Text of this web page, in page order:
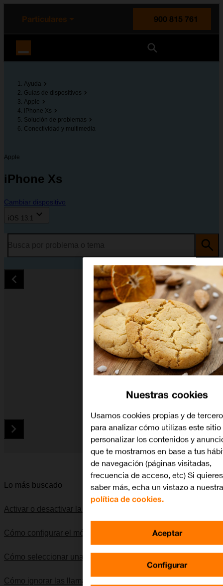
principal
la página
Particulares
900 815 761
Ayuda
Guías de dispositivos
Apple
iPhone Xs
Solución de problemas
Conectividad y multimedia
Apple
iPhone Xs
Cambiar dispositivo
iOS 13.1
Diapositiva 1 de 5. Apple iPhone Xs - Black - imagen 1
Lo más buscado
Activar o desactivar la itinerancia de datos
Cómo configurar el móvil para internet
Cómo seleccionar una red
Cómo ignorar las llamadas de números desconocidos
Nuestras cookies
Usamos cookies propias y de
para analizar cómo utilizas este sitio
personalizar los contenidos y
que te mostramos en base a tus
de navegación (páginas visitadas,
frecuencia de acceso, etc) Si quieres
saber más, echa un vistazo a nuestra
política de cookies.
Configurar
Aceptar